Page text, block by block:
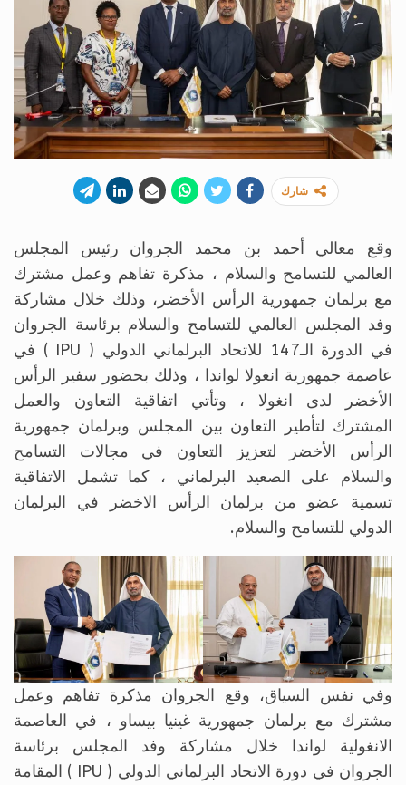
شارك
وقع معالي أحمد بن محمد الجروان رئيس المجلس
العالمي للتسامح والسلام ، مذكرة تفاهم وعمل مشترك
مع برلمان جمهورية الرأس الأخضر، وذلك خلال مشاركة
وفد المجلس العالمي للتسامح والسلام برئاسة الجروان
في الدورة الـ147 للاتحاد البرلماني الدولي ( IPU ) في
عاصمة جمهورية انغولا لواندا ، وذلك بحضور سفير الرأس
الأخضر لدى انغولا ، وتأتي اتفاقية التعاون والعمل
المشترك لتأطير التعاون بين المجلس وبرلمان جمهورية
الرأس الأخضر لتعزيز التعاون في مجالات التسامح
والسلام على الصعيد البرلماني ، كما تشمل الاتفاقية
تسمية عضو من برلمان الرأس الاخضر في البرلمان
الدولي للتسامح والسلام.
وفي نفس السياق، وقع الجروان مذكرة تفاهم وعمل
مشترك مع برلمان جمهورية غينيا بيساو ، في العاصمة
الانغولية لواندا خلال مشاركة وفد المجلس برئاسة
الجروان في دورة الاتحاد البرلماني الدولي ( IPU ) المقامة